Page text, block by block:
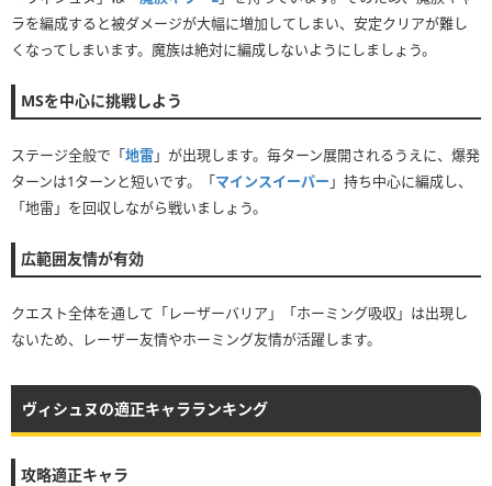
ラを編成すると被ダメージが大幅に増加してしまい、安定クリアが難し
くなってしまいます。魔族は絶対に編成しないようにしましょう。
MSを中心に挑戦しよう
ステージ全般で「地雷」が出現します。毎ターン展開されるうえに、爆発
ターンは1ターンと短いです。「マインスイーパー 」持ち中心に編成し、
「地雷」を回収しながら戦いましょう。
広範囲友情が有効
クエスト全体を通して「レーザーバリア」「ホーミング吸収」は出現し
ないため、レーザー友情やホーミング友情が活躍します。
ヴィシュヌの適正キャラランキング
攻略適正キャラ